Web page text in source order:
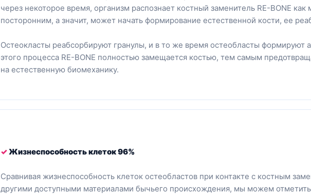
через некоторое время, организм распознает костный заменитель RE-BONE
посторонним, а значит, может начать формирование естественной кости, ее
Остеокласты реабсорбируют гранулы, и в то же время остеобласты формируют
этого процесса RE-BONE полностью замещается костью, тем самым
на естественную биомеханику.
✓Жизнеспособность клеток 96%
Сравнивая жизнеспособность клеток остеобластов при контакте с костным
другими доступными материалами бычьего происхождения, мы можем